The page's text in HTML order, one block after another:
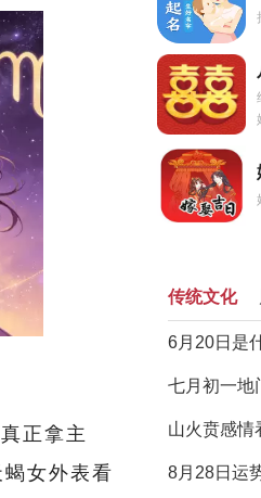
正拿主
女外表看
传统文化
6月20日是
七月初一地
山火贲感情
8月28日运